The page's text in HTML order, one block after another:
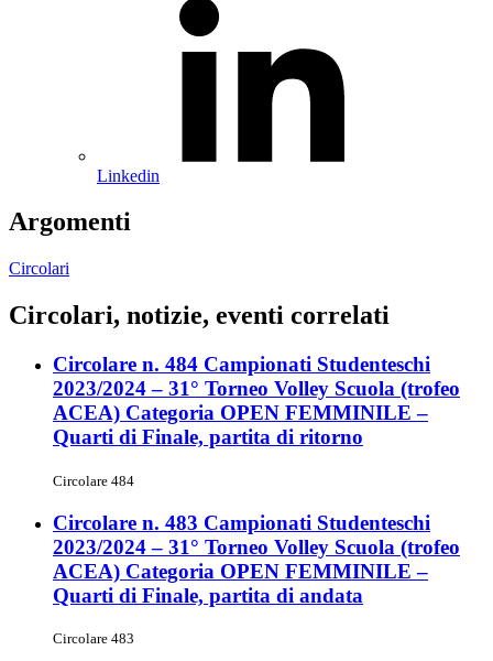
Linkedin
Argomenti
Circolari
Circolari, notizie, eventi correlati
Circolare n. 484 Campionati Studenteschi
2023/2024 – 31° Torneo Volley Scuola (trofeo
ACEA) Categoria OPEN FEMMINILE –
Quarti di Finale, partita di ritorno
Circolare 484
Circolare n. 483 Campionati Studenteschi
2023/2024 – 31° Torneo Volley Scuola (trofeo
ACEA) Categoria OPEN FEMMINILE –
Quarti di Finale, partita di andata
Circolare 483